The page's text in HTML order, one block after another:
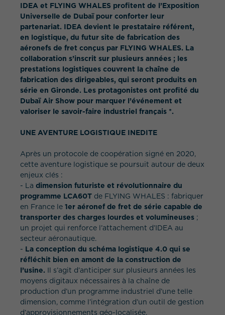
IDEA et FLYING WHALES profitent de l’Exposition
Universelle de Dubaï pour conforter leur
partenariat. IDEA devient le prestataire référent,
en logistique, du futur site de fabrication des
aéronefs de fret conçus par FLYING WHALES. La
collaboration s’inscrit sur plusieurs années ; les
prestations logistiques couvrent la chaîne de
fabrication des dirigeables, qui seront produits en
série en Gironde. Les protagonistes ont profité du
Dubaï Air Show pour marquer l’événement et
valoriser le savoir-faire industriel français *.
UNE AVENTURE LOGISTIQUE INEDITE
Après un protocole de coopération signé en 2020,
cette aventure logistique se poursuit autour de deux
enjeux clés :
- La dimension futuriste et révolutionnaire du
programme LCA60T de FLYING WHALES : fabriquer
en France le 1er aéronef de fret de série capable de
transporter des charges lourdes et volumineuses ;
un projet qui renforce l’attachement d’IDEA au
secteur aéronautique.
- La conception du schéma logistique 4.0 qui se
réfléchit bien en amont de la construction de
l’usine. Il s’agit d’anticiper sur plusieurs années les
moyens digitaux nécessaires à la chaîne de
production d’un programme industriel d’une telle
dimension, comme l’intégration d’un outil de gestion
d’approvisionnements géo-localisée.